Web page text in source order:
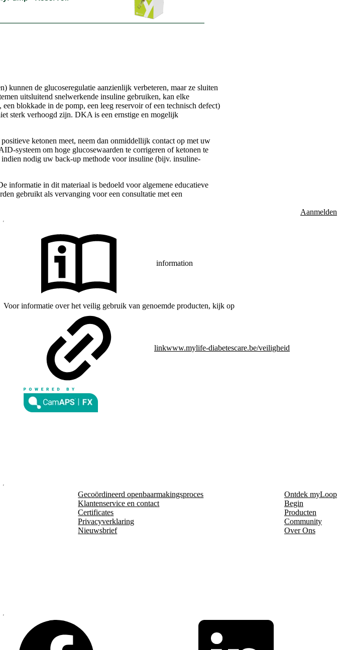
kunnen de glucoseregulatie aanzienlijk verbeteren, maar ze sluiten
uitsluitend snelwerkende insuline gebruiken, kan elke
blokkade in de pomp, een leeg reservoir of een technisch defect)
sterk verhoogd zijn. DKA is een ernstige en mogelijk
ketonen meet, neem dan onmiddellijk contact op met uw
systeem om hoge glucosewaarden te corrigeren of ketonen te
nodig uw back-up methode voor insuline (bijv. insuline-
informatie in dit materiaal is bedoeld voor algemene educatieve
gebruikt als vervanging voor een consultatie met een
Aanmelden
information
Voor informatie over het veilig gebruik van genoemde producten, kijk op
linkwww.mylife-diabetescare.be/veiligheid
Gecoördineerd openbaarmakingsproces
Klantenservice en contact
Certificates
Privacyverklaring
Nieuwsbrief
Ontdek myLoop
Begin
Producten
Community
Over Ons